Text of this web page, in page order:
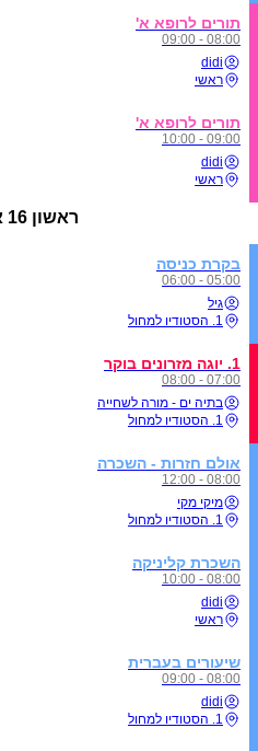
תורים לרופא א'
08:00 - 09:00
didi
ראשי
תורים לרופא א'
09:00 - 10:00
didi
ראשי
ראשון 16 אוגוסט
בקרת כניסה
05:00 - 06:00
גיל
1. הסטודיו למחול
1. יוגה מזרונים בוקר
07:00 - 08:00
בתיה ים - מורה לשחייה
1. הסטודיו למחול
אולם חזרות - השכרה
08:00 - 12:00
מיקי מקי
1. הסטודיו למחול
השכרת קליניקה
08:00 - 10:00
didi
ראשי
שיעורים בעברית
08:00 - 09:00
didi
1. הסטודיו למחול